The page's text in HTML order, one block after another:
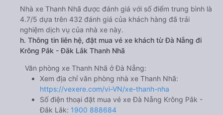
Nhà xe Thanh Nhã được đánh giá với số điểm trung bình là
4.7/5 dựa trên 432 đánh giá của khách hàng đã trải
nghiệm dịch vụ của nhà xe này.
h. Thông tin liên hệ, đặt mua vé xe khách từ Đà Nẵng đi
Krông Pắk - Đắk Lắk Thanh Nhã
Văn phòng xe Thanh Nhã ở Đà Nẵng:
Xem địa chỉ văn phòng nhà xe Thanh Nhã:
https://vexere.com/vi-VN/xe-thanh-nha
Số điện thoại đặt mua vé xe Đà Nẵng Krông Pắk -
Đắk Lắk: 1900 888684